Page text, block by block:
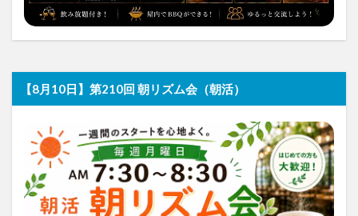
【8月10日】第210回 朝リズム会（朝活）